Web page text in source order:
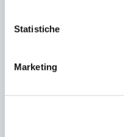
Statistiche
Marketing